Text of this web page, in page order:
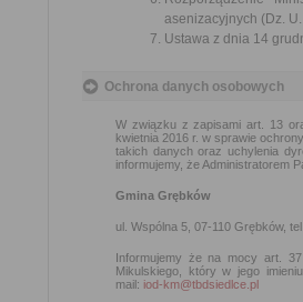
asenizacyjnych (Dz.
Ustawa z dnia 14
Ochrona danych osobowych
W związku z zapisami art. 13
kwietnia 2016 r. w sprawie
takich danych oraz uchylenia
informujemy, że Administratorem
Gmina Grębków
ul. Wspólna 5, 07-110 Grębków,
Informujemy że na mocy art.
Mikulskiego, który w jego
mail: iod-km@tbdsiedlce.pl